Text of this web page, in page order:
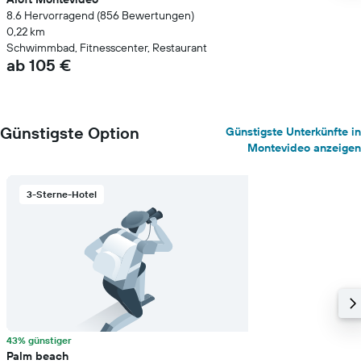
8.6 Hervorragend (856 Bewertungen)
0,22 km
Schwimmbad, Fitnesscenter, Restaurant
ab 105 €
Günstigste Option
Günstigste Unterkünfte in
Montevideo anzeigen
3-Sterne-Hotel
43% günstiger
Palm beach